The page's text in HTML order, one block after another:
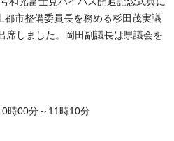
都市整備委員長を務める杉田茂実議
席しました。岡田副議長は県議会を
時00分～11時10分